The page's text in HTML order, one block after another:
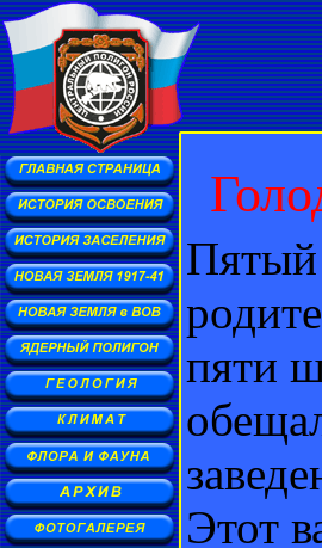
Пятый
пяти
Этот